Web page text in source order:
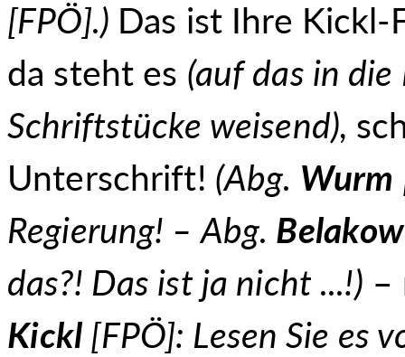
[FPÖ].) Das ist Ihre Kickl-
da steht es (auf das in die
Schriftstücke weisend),
Unterschrift! (Abg. Wurm
Regierung! – Abg.
das?! Das ist ja nicht ...!) –
Kickl [FPÖ]: Lesen Sie es